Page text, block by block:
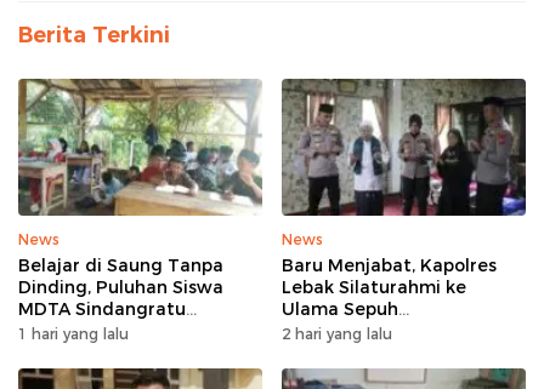
Berita Terkini
News
Belajar di Saung Tanpa
Dinding, Puluhan Siswa
MDTA Sindangratu
Panggarangan Bertahan
1 hari yang lalu
News
Baru Menjabat, Kapolres
Lebak Silaturahmi ke
Ulama Sepuh
Rangkasbitung
2 hari yang lalu